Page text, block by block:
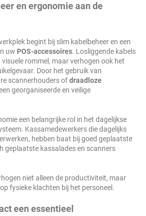
en ergonomie aan de
begint bij slim kabelbeheer en een
uw POS-accessoires. Losliggende kabels
rommel, maar verhogen ook het
Door het gebruik van
scannerhouders ofdraadloze
georganiseerde en veilige
een belangrijke rol in het dagelijkse
Kassamedewerkers die dagelijks
hebben baat bij goed geplaatste
geplaatste kassalades en scanners
niet alleen de productiviteit, maar
fysieke klachten bij het personeel.
een essentieel